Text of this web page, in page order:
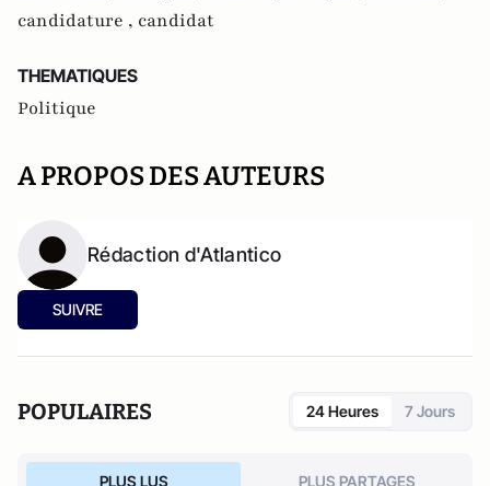
candidature , candidat
THEMATIQUES
Politique
A PROPOS DES AUTEURS
Rédaction d'Atlantico
SUIVRE
POPULAIRES 24 Heures 7 Jours
PLUS LUS PLUS PARTAGES